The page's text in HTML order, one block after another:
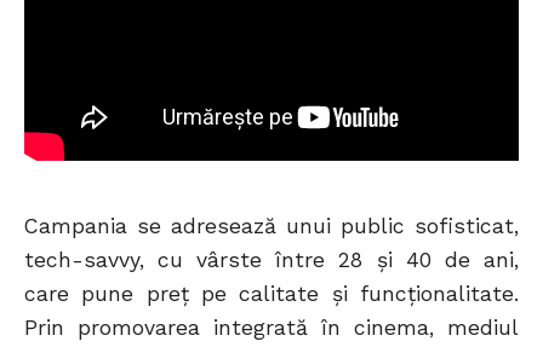
Campania se adresează unui public sofisticat,
tech-savvy, cu vârste între 28 și 40 de ani,
care pune preț pe calitate și funcționalitate.
Prin promovarea integrată în cinema, mediul